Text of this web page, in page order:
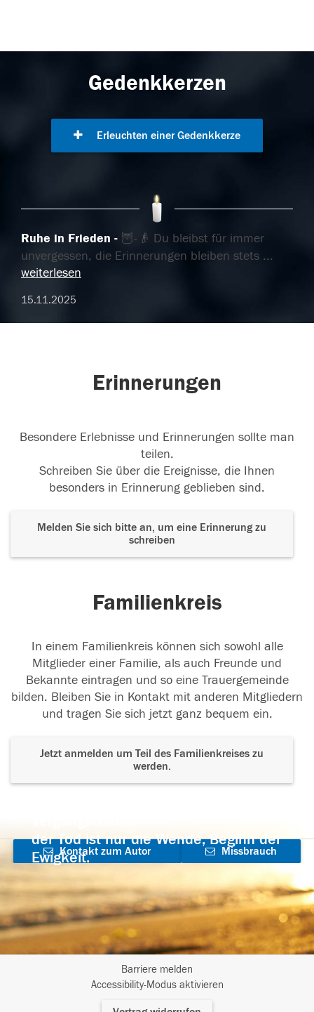
Gedenkkerzen
Erleuchten einer Gedenkkerze
Ruhe in Frieden
🦉-👴 Du bleibst für immer
unvergessen, die Erinnerungen bleiben stets ...
weiterlesen
15.11.2025
Erinnerungen
Besondere Erlebnisse und Erinnerungen sollte man
teilen.
Schreiben Sie über die Ereignisse, die Ihnen
besonders in Erinnerung geblieben sind.
Melden Sie sich bitte an, um eine Erinnerung zu
schreiben
Familienkreis
In einem Familienkreis können sich sowohl alle
Mitglieder einer Familie, als auch Freunde und
Bekannte eintragen und so eine Trauergemeinde
bilden. Bleiben Sie in Kontakt mit anderen Mitgliedern
und tragen Sie sich jetzt ganz bequem ein.
Jetzt anmelden um Teil des Familienkreises zu
werden.
der Tod ist nur die Wende, Beginn der
Ewigkeit.
Kontakt zum Autor
aufnehmen
Missbrauch
Barriere melden
Accessibility-Modus aktivieren